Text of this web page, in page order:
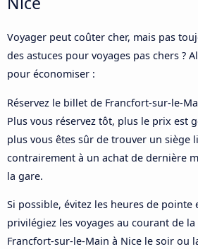
Voyager peut coûter cher, mais pas
des astuces pour voyages pas chers ?
pour économiser :
Réservez le billet de Francfort-sur-le-
Plus vous réservez tôt, plus le prix est
plus vous êtes sûr de trouver un siège
contrairement à un achat de dernière
la gare.
Si possible, évitez les heures de pointe
privilégiez les voyages au courant de
Francfort-sur-le-Main à Nice le soir ou